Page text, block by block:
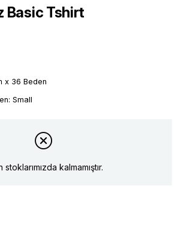
Basic Tshirt
x 36 Beden
Small
stoklarımızda kalmamıştır.